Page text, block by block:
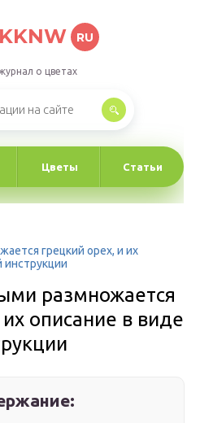
KKNW RU
о цветах
Цветы Статьи
грецкий орех, и их
инструкции
размножается
описание в виде